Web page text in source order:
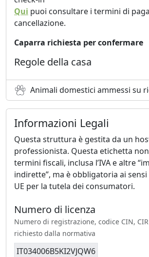
Qui puoi consultare i termini di
cancellazione.
Caparra richiesta per confermare
Regole della casa
Animali domestici ammessi su
Informazioni Legali
Questa struttura è gestita da un
professionista. Questa etichetta
termini fiscali, inclusa l’IVA e altre
indirette”, ma è obbligatoria ai
UE per la tutela dei consumatori.
Numero di licenza
Numero di registrazione, codice CIN,
richiesto dalla normativa
IT034006B5KI2VJQW6